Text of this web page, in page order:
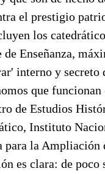
el prestigio
los
Enseñanza,
interno y secreto
que funcionan
de Estudios
Instituto
para la Ampliación
es clara: de poco